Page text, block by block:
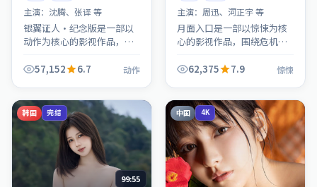
主演： 沈腾、张译 等
银翼证人·纪念版是一部以
动作为核心的影视作品，围
开，整体节奏紧凑，值得推
57,152 6.7 动作
主演： 周迅、河正宇 等
月面入口是一部以惊悚为核
心的影视作品，围绕危机、
节奏紧凑，值得推荐观看。
62,375 7.9 惊悚
韩国 完结
99:55
中国 4K